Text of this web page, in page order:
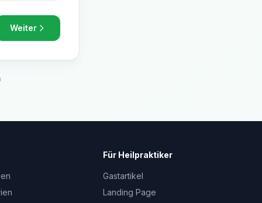
Weiter
Für Heilpraktiker
Gastartikel
Landing Page